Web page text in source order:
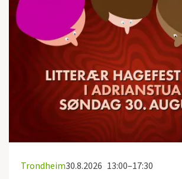
Trondheim30.8.2026 13:00–17:30